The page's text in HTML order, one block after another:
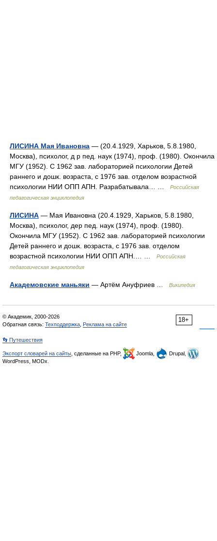
ЛИСИНА Мая Ивановна — (20.4.1929, Харьков, 5.8.1980,
Москва), психолог, д р пед. наук (1974), проф. (1980). Окончила
МГУ (1952). С 1962 зав. лабораторией психологии Детей
раннего и дошк. возраста, с 1976 зав. отделом возрастной
психологии НИИ ОПП АПН. Разрабатывала… …
Российская
педагогическая энциклопедия
ЛИСИНА — Мая Ивановна (20.4.1929, Харьков, 5.8.1980,
Москва), психолог, дер пед. наук (1974), проф. (1980).
Окончила МГУ (1952). С 1962 зав. лабораторией психологии
Детей раннего и дошк. возраста, с 1976 зав. отделом
возрастной психологии НИИ ОПП АПН.… …
Российская
педагогическая энциклопедия
Академовские маньяки — Артём Ануфриев … Википедия
18+
© Академик, 2000-2026
Обратная связь: Техподдержка Реклама на сайте
👣 Путешествия
Экспорт словарей на сайты , сделанные на PHP, Joomla,
Drupal,
WordPress, MODx.